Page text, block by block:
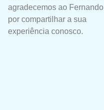
agradecemos ao Fernando
por compartilhar a sua
experiência conosco.